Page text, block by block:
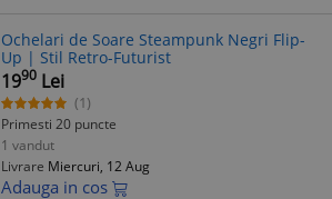
Ochelari de Soare Steampunk Negri Flip-
Up | Stil Retro-Futurist
1990 Lei
(1)
Primesti 20 puncte
1 vandut
Livrare Miercuri, 12 Aug
Adauga in cos